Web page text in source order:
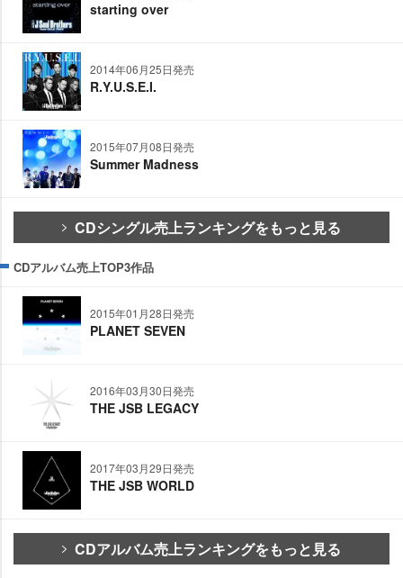
starting over
2014年06月25日発売
R.Y.U.S.E.I.
2015年07月08日発売
Summer Madness
CDシングル売上ランキングをもっと見る
CDアルバム売上TOP3作品
2015年01月28日発売
PLANET SEVEN
2016年03月30日発売
THE JSB LEGACY
2017年03月29日発売
THE JSB WORLD
CDアルバム売上ランキングをもっと見る